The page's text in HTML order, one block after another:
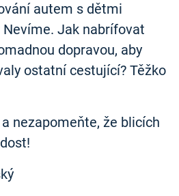
autem s dětmi
Jak nabrífovat
dopravou, aby
ostatní cestující? Těžko
nezapomeňte, že blicích